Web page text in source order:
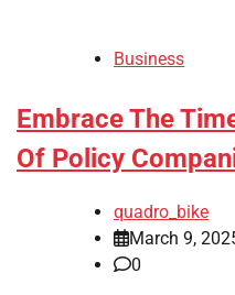
Business
Embrace The
Of Policy
quadro_bike
March 9,
0